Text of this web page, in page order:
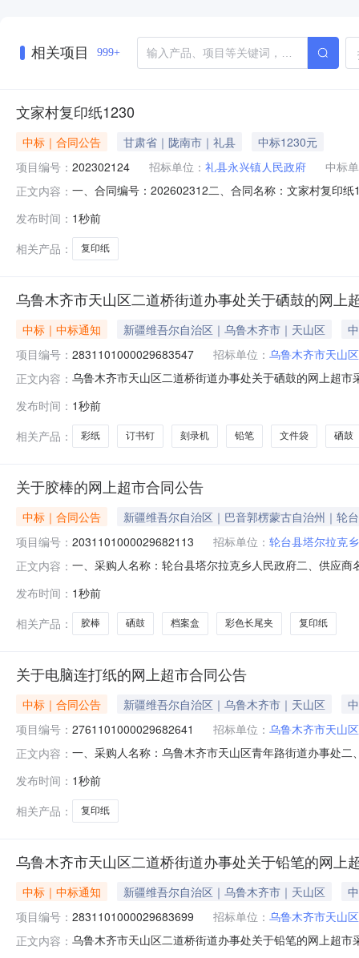
相关项目 999+
文家村复印纸1230
中标｜合同公告 甘肃省｜陇南市｜礼县
中标1230元
项目编号： 202302124 招标单位： 礼县永兴镇人民政府
中标
正文内容： 一、合同编号：202602312二、合同名称：文家村复印
六、合同主要信息主要标的名称：2460规格型号（或服
发布时间： 1秒前
相关产品：
复印纸
乌鲁木齐市天山区二道桥街道办事处关于硒鼓的网上
中标｜中标通知 新疆维吾尔自治区｜乌鲁木齐市｜天山区
项目编号： 2831101000029683547 招标单位： 乌鲁木齐市天山
正文内容： 乌鲁木齐市天山区二道桥街道办事处关于硒鼓的网上超
所在行政区划编码:650102项目所在行政区划名称:新疆
发布时间： 1秒前
相关产品：
彩纸 订书钉 刻录机 铅笔 文件袋 硒鼓
关于胶棒的网上超市合同公告
中标｜合同公告
新疆维吾尔自治区｜巴音郭楞蒙古自治州｜轮
项目编号： 2031101000029682113 招标单位： 轮台县塔尔拉克
正文内容： 一、采购人名称：轮台县塔尔拉克乡人民政府二、供应
10.006.5652得力T2硒鼓得力/deliT2支16.0035056003
发布时间： 1秒前
相关产品：
胶棒 硒鼓 档案盒 彩色长尾夹 复印纸
关于电脑连打纸的网上超市合同公告
中标｜合同公告 新疆维吾尔自治区｜乌鲁木齐市｜天山区
项目编号： 2761101000029682641 招标单位： 乌鲁木齐市天山
正文内容： 一、采购人名称：乌鲁木齐市天山区青年路街道办事处
纸a度70g复印纸箱6.00145870服务要求或标的基本概况
发布时间： 1秒前
相关产品：
复印纸
乌鲁木齐市天山区二道桥街道办事处关于铅笔的网上
中标｜中标通知 新疆维吾尔自治区｜乌鲁木齐市｜天山区
项目编号： 2831101000029683699 招标单位： 乌鲁木齐市天山
正文内容： 乌鲁木齐市天山区二道桥街道办事处关于铅笔的网上超